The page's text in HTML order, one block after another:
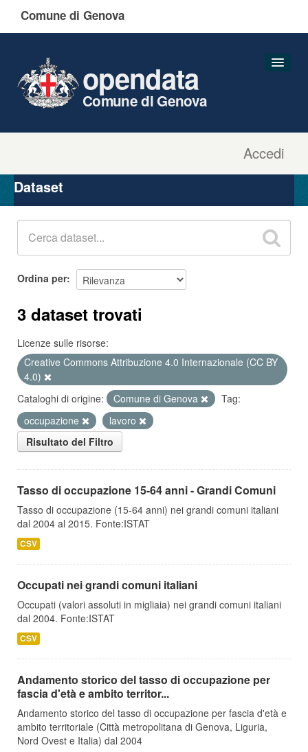
Comune di Genova
Accedi
opendata
Comune di Genova
Organizzazioni
Gruppi
Dataset
Ordina per
3 dataset trovati
Licenze sulle risorse:
Creative Commons Attribuzione 4.0 Internazionale (CC BY
4.0)
Cataloghi di origine:
Comune di Genova
Tag:
occupazione
lavoro
Risultato del Filtro
Tasso di occupazione 15-64 anni - Grandi Comuni
Tasso di occupazione (15-64 anni) nei grandi comuni italiani
dal 2004 al 2015. Fonte:ISTAT
CSV
Occupati nei grandi comuni italiani
Occupati (valori assoluti in migliaia) nei grandi comuni italiani
dal 2004. Fonte:ISTAT
CSV
Andamento storico del tasso di occupazione per
fascia d'età e ambito territor...
Andamento storico del tasso di occupazione per fascia d'età e
ambito territoriale (Città metropolitana di Genova, Liguria,
Nord Ovest e Italia) dal 2004